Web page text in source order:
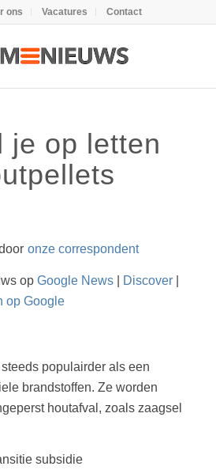
ons Vacatures Contact
je op letten
onze correspondent
op Google News| Discover|
op Google
populairder als een
brandstoffen. Ze worden
houtafval, zoals zaagsel